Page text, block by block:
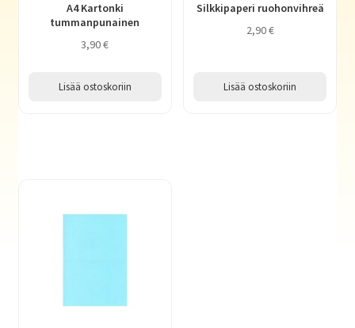
A4 Kartonki
tummanpunainen
3,90€
Lisää ostoskoriin
Silkkipaperi ruohonvihreä
2,90€
Lisää ostoskoriin